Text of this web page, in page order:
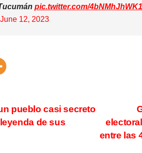
pic.twitter.com/4bNMhJhWK1
June 12, 2023
entre las
pueblo casi secreto
de sus